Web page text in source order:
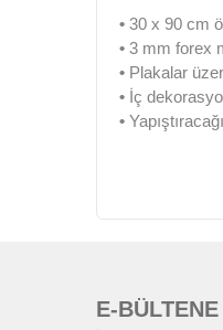
• 30 x 90 cm
• 3 mm forex
• Plakalar
• İç
•
E-